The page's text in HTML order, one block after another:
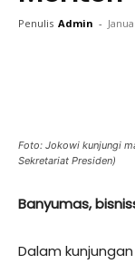
Penulis Admin -
Foto: Jokowi kunjungi
Sekretariat Presiden)
Banyumas,
Dalam